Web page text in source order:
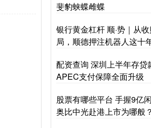
斐豹蛱蝶雌蝶
银行黄金杠杆 顺·势｜从
局，顺德押注机器人这十
配资查询 深圳上半年存贷
APEC支付保障全面升级
股票有哪些平台 手握9亿
奥比中光赴港上市为哪般？